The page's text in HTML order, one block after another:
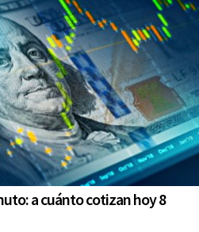
a cuánto cotizan hoy 8